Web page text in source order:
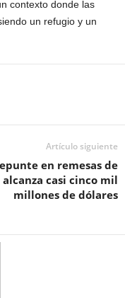
contexto donde las
un refugio y un
Artículo siguiente
en remesas de
casi cinco mil
millones de dólares